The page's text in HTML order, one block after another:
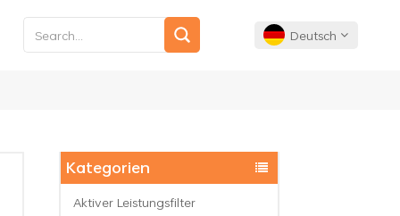
Deutsch
Français
Kategorien
Aktiver Leistungsfilter